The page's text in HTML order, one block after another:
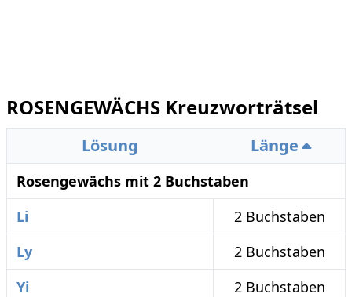
ROSENGEWÄCHS Kreuzworträtsel
Lösung Länge
Rosengewächs mit 2 Buchstaben
Li
2 Buchstaben
Ly
2 Buchstaben
Yi
2 Buchstaben